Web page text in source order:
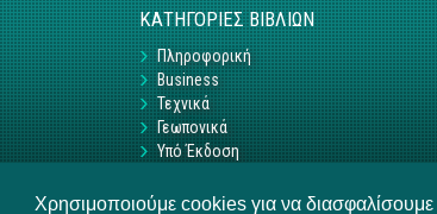
Χρησιμοποιούμε cookies για να διασφαλίσουμε
ΚΑΤΗΓΟΡΙΕΣ ΒΙΒΛΙΩΝ
Πληροφορική
Business
Τεχνικά
Γεωπονικά
Υπό Έκδοση